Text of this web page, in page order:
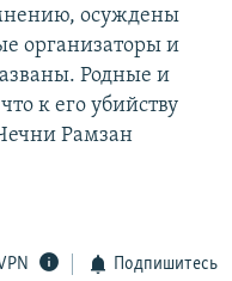
осуждены
организаторы и
Родные и
к его убийству
Рамзан
Подпишитесь